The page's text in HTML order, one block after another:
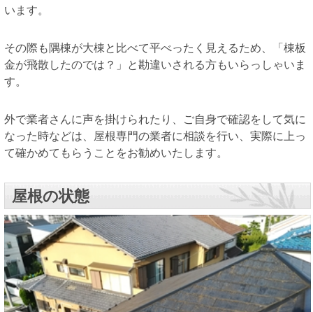
います。
その際も隅棟が大棟と比べて平べったく見えるため、「棟板
金が飛散したのでは？」と勘違いされる方もいらっしゃいま
す。
外で業者さんに声を掛けられたり、ご自身で確認をして気に
なった時などは、屋根専門の業者に相談を行い、実際に上っ
て確かめてもらうことをお勧めいたします。
屋根の状態